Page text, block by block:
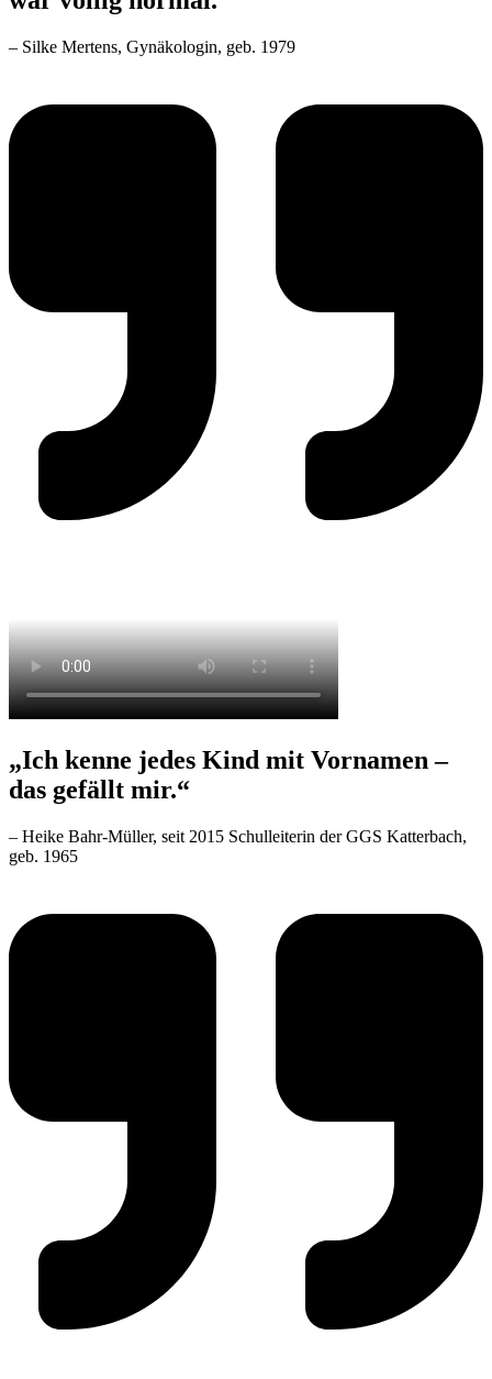
– Silke Mertens, Gynäkologin, geb. 1979
„Ich kenne jedes Kind mit Vornamen –
das gefällt mir.“
– Heike Bahr-Müller, seit 2015 Schulleiterin der GGS Katterbach,
geb. 1965